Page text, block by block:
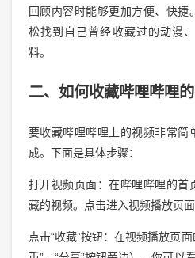
回顾内容时能够更加方便、快捷
松找到自己曾经收藏过的动漫
料。
二、如何收藏哔哩哔哩的
要收藏哔哩哔哩上的视频非常简
成。下面是具体步骤：
打开视频页面：在哔哩哔哩的首
藏的视频。点击进入视频播放页面
点击“收藏”按钮：在视频播放页